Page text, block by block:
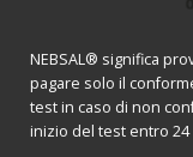
NEBSAL® significa
pagare solo il
test in caso di non
inizio del test entro 24